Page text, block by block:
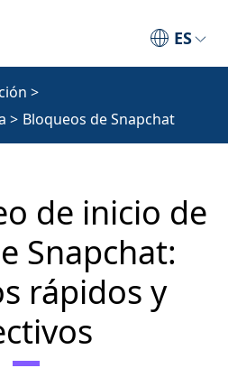
ES
>
> Bloqueos de Snapchat
de inicio de
Snapchat:
rápidos y